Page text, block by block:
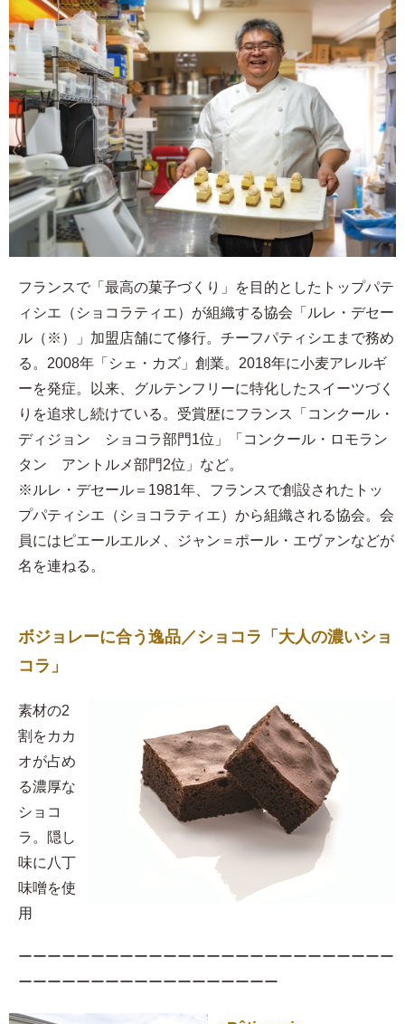
フランスで「最高の菓子づくり」を目的としたトップパテ
ィシエ（ショコラティエ）が組織する協会「ルレ・デセー
ル（※）」加盟店舗にて修行。チーフパティシエまで務め
る。2008年「シェ・カズ」創業。2018年に小麦アレルギ
ーを発症。以来、グルテンフリーに特化したスイーツづく
りを追求し続けている。受賞歴にフランス「コンクール・
ディジョン ショコラ部門1位」「コンクール・ロモラン
タン アントルメ部門2位」など。
※ルレ・デセール＝1981年、フランスで創設されたトッ
プパティシエ（ショコラティエ）から組織される協会。会
員にはピエールエルメ、ジャン＝ポール・エヴァンなどが
名を連ねる。
ボジョレーに合う逸品／ショコラ「大人の濃いショ
コラ」
素材の2
割をカカ
オが占め
る濃厚な
ショコ
ラ。隠し
味に八丁
味噌を使
用​
ーーーーーーーーーーーーーーーーーーーーーーーーーー
ーーーーーーーーーーーーーーーーーー